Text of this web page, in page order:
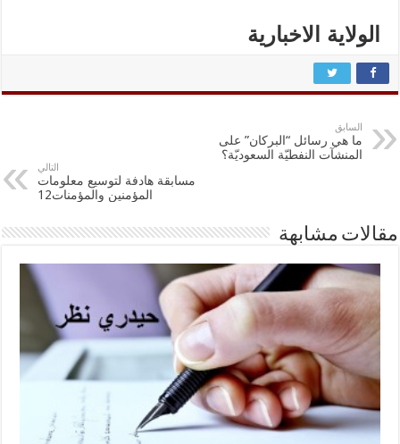
الولاية الاخبارية
السابق
ما هي رسائل “البركان” على
المنشآت النفطيّة السعوديّة؟
التالي
مسابقة هادفة لتوسيع معلومات
المؤمنين والمؤمنات12
مقالات مشابهة